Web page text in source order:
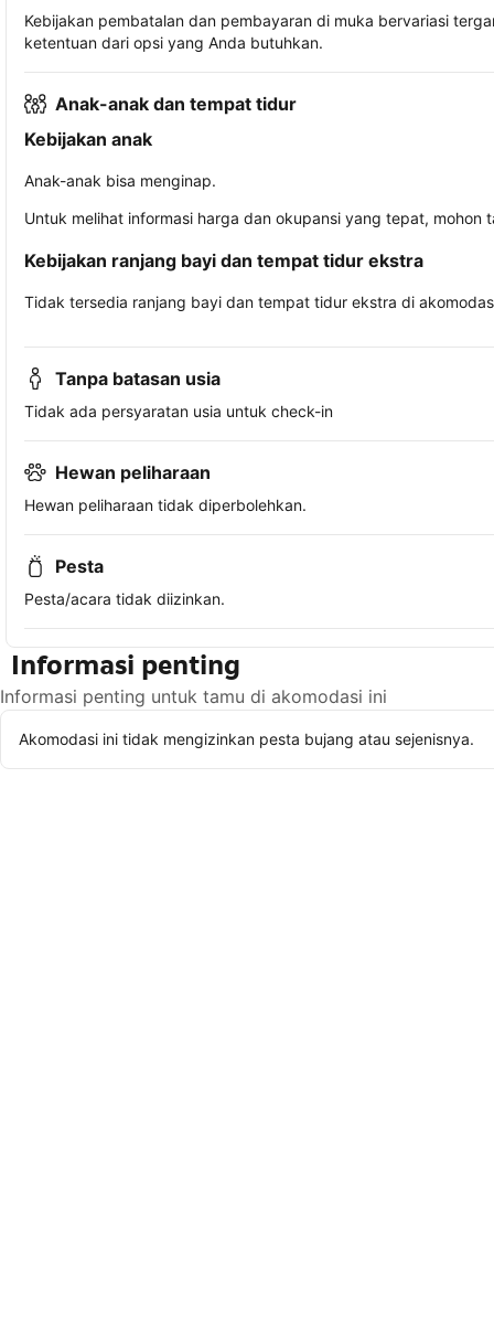
Kebijakan pembatalan dan pembayaran di muka bervariasi
ketentuan dari opsi yang Anda butuhkan.
Anak-anak dan tempat tidur
Kebijakan anak
Anak-anak bisa menginap.
Untuk melihat informasi harga dan okupansi yang tepat,
Kebijakan ranjang bayi dan tempat tidur ekstra
Tidak tersedia ranjang bayi dan tempat tidur ekstra di
Tanpa batasan usia
Tidak ada persyaratan usia untuk check-in
Hewan peliharaan
Hewan peliharaan tidak diperbolehkan.
Pesta
Pesta/acara tidak diizinkan.
Informasi penting
Informasi penting untuk tamu di akomodasi ini
Akomodasi ini tidak mengizinkan pesta bujang atau sejenisnya.